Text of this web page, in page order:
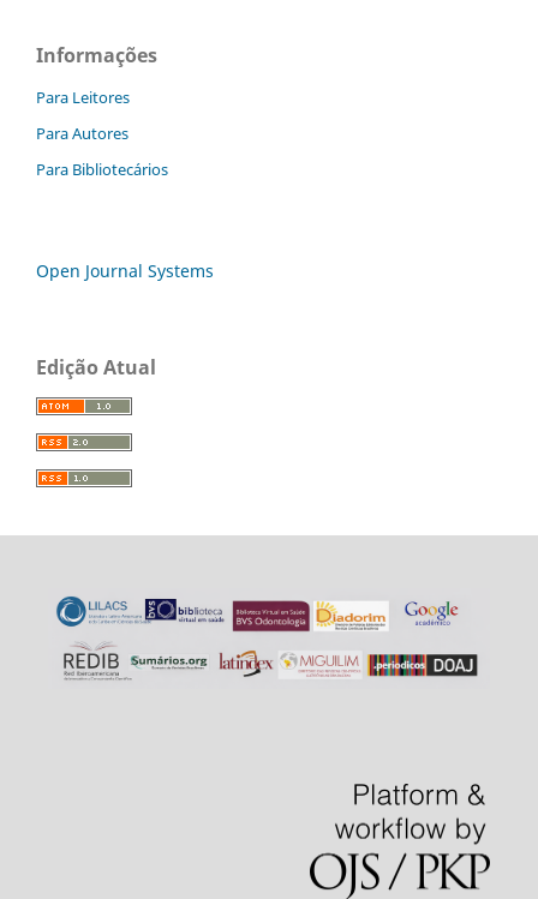
Informações
Para Leitores
Para Autores
Para Bibliotecários
Open Journal Systems
Edição Atual